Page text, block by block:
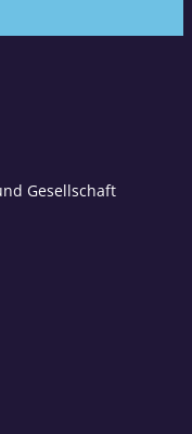
Gesellschaft